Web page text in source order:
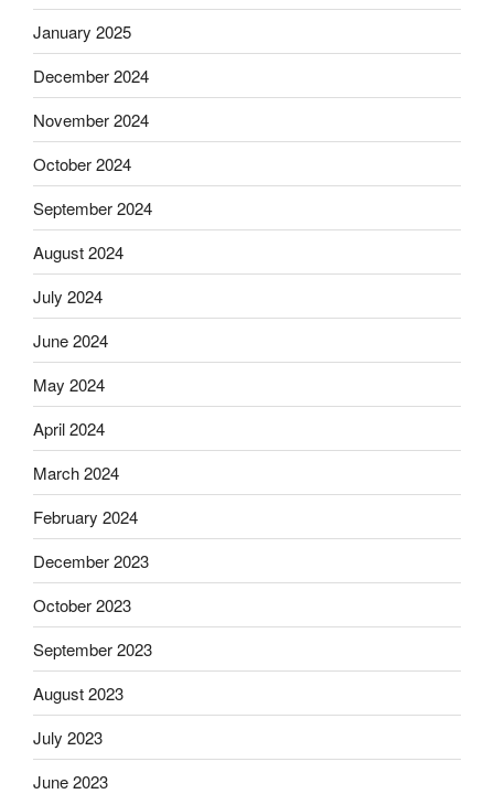
January 2025
December 2024
November 2024
October 2024
September 2024
August 2024
July 2024
June 2024
May 2024
April 2024
March 2024
February 2024
December 2023
October 2023
September 2023
August 2023
July 2023
June 2023